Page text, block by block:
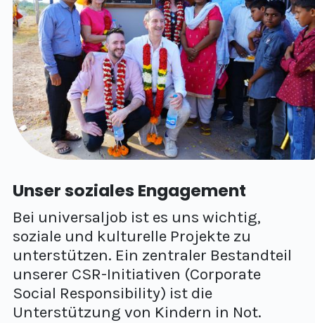
Unser soziales Engagement
Bei universaljob ist es uns wichtig,
soziale und kulturelle Projekte zu
unterstützen. Ein zentraler Bestandteil
unserer CSR-Initiativen (Corporate
Social Responsibility) ist die
Unterstützung von Kindern in Not.